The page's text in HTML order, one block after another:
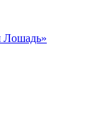
Лошадь»